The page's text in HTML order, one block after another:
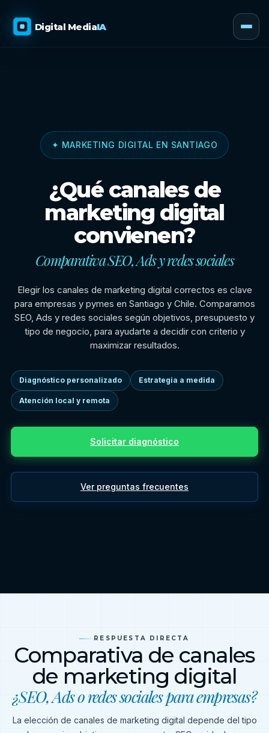
Digital MediaIA
✦ MARKETING DIGITAL EN SANTIAGO
¿Qué canales de
marketing digital
convienen?
Comparativa SEO, Ads y redes sociales
Elegir los canales de marketing digital correctos es clave
para empresas y pymes en Santiago y Chile. Comparamos
SEO, Ads y redes sociales según objetivos, presupuesto y
tipo de negocio, para ayudarte a decidir con criterio y
maximizar resultados.
Diagnóstico personalizado Estrategia a medida
Atención local y remota
Solicitar diagnóstico
Ver preguntas frecuentes
RESPUESTA DIRECTA
Comparativa de canales
de marketing digital
¿SEO, Ads o redes sociales para empresas?
La elección de canales de marketing digital depende del tipo